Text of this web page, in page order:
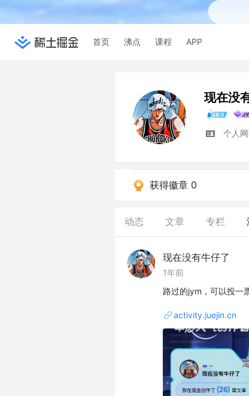
首页 沸点 课程 APP
现在没
个人
获得徽章 0
动态 文章 专栏
现在没有牛仔了
1年前
路过的jym，可以投一
activity.juejin.cn